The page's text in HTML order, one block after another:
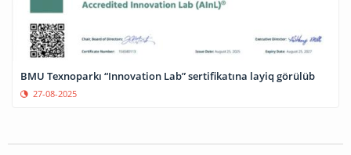
BMU Texnoparkı “Innovation Lab” sertifikatına layiq görülüb
27-08-2025